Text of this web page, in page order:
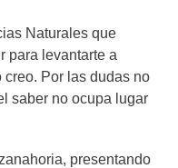
Naturales que
para levantarte a
Por las dudas no
saber no ocupa lugar
presentando